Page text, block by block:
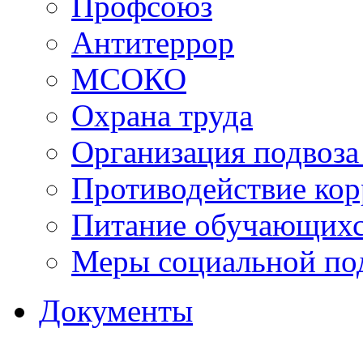
Антитеррор
МСОКО
Охрана труда
Организация
Противодействие
Питание
Меры социальной
Документы